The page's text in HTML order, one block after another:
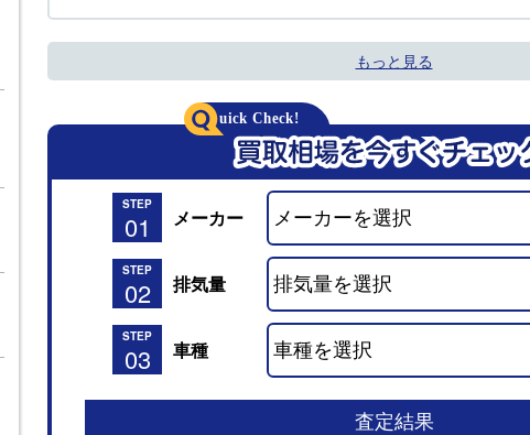
もっと見る
STEP
01 メーカー
STEP
02 排気量
STEP
03 車種
査定結果